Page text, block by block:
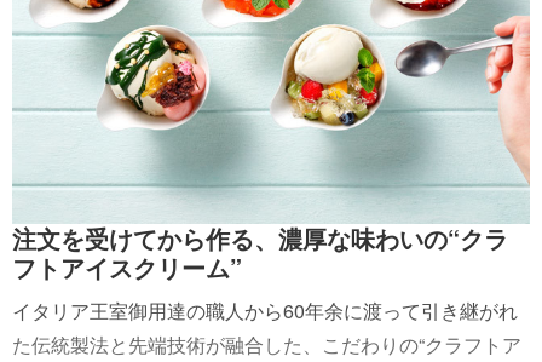
注文を受けてから作る、濃厚な味わいの“クラ
フトアイスクリーム”
イタリア王室御用達の職人から60年余に渡って引き継がれ
た伝統製法と先端技術が融合した、こだわりの“クラフトア